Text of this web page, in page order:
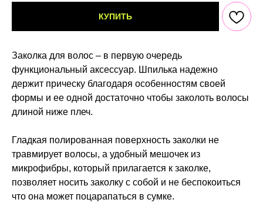
КУПИТЬ
Заколка для волос – в первую очередь
функциональный аксессуар. Шпилька надежно
держит прическу благодаря особенностям своей
формы и ее одной достаточно чтобы заколоть волосы
длиной ниже плеч.
Гладкая полированная поверхность заколки не
травмирует волосы, а удобный мешочек из
микрофибры, который прилагается к заколке,
позволяет носить заколку с собой и не беспокоиться
что она может поцарапаться в сумке.